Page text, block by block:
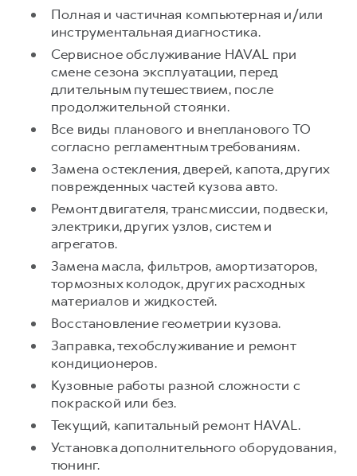
Полная и частичная компьютерная и/или
инструментальная диагностика.
Сервисное обслуживание HAVAL при
смене сезона эксплуатации, перед
длительным путешествием, после
продолжительной стоянки.
Все виды планового и внепланового ТО
согласно регламентным требованиям.
Замена остекления, дверей, капота, других
поврежденных частей кузова авто.
Ремонт двигателя, трансмиссии, подвески,
электрики, других узлов, систем и
агрегатов.
Замена масла, фильтров, амортизаторов,
тормозных колодок, других расходных
материалов и жидкостей.
Восстановление геометрии кузова.
Заправка, техобслуживание и ремонт
кондиционеров.
Кузовные работы разной сложности с
покраской или без.
Текущий, капитальный ремонт HAVAL.
Установка дополнительного оборудования,
тюнинг.